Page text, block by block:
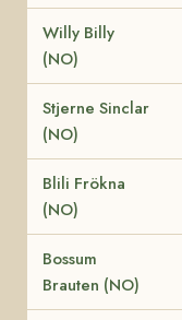
Willy Billy
(NO)
Stjerne Sinclar
(NO)
Blili Frökna
(NO)
Bossum
Brauten (NO)